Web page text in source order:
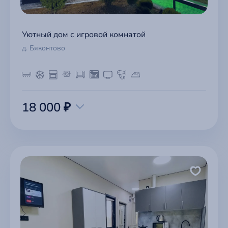
Уютный дом с игровой комнатой
д. Бяконтово
18 000 ₽